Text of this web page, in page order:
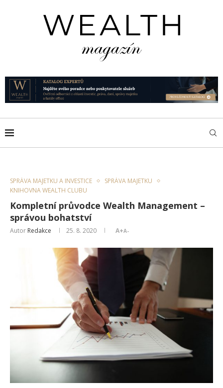
SPRÁVA MAJETKU A INVESTICE
SPRÁVA MAJETKU
KNIHOVNA WEALTH CLUBU
Kompletní průvodce Wealth Management –
správou bohatství
Autor Redakce 25. 8. 2020 A+A-